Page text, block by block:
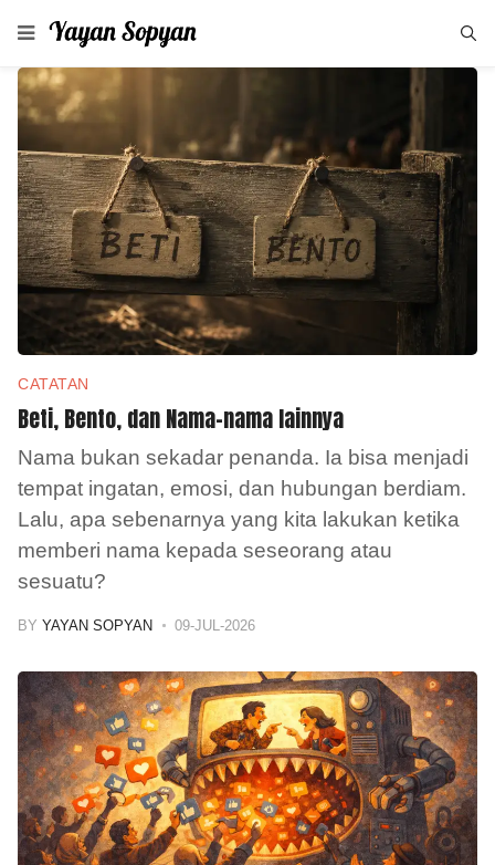
CATATAN
Beti, Bento, dan Nama-nama lainnya
Nama bukan sekadar penanda. Ia bisa menjadi
tempat ingatan, emosi, dan hubungan berdiam.
Lalu, apa sebenarnya yang kita lakukan ketika
memberi nama kepada seseorang atau
sesuatu?
BY YAYAN SOPYAN 09-JUL-2026